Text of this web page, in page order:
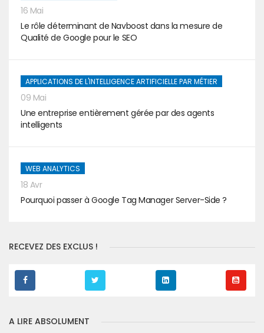
16 Mai
Le rôle déterminant de Navboost dans la mesure de
Qualité de Google pour le SEO
APPLICATIONS DE L'INTELLIGENCE ARTIFICIELLE PAR MÉTIER
09 Mai
Une entreprise entièrement gérée par des agents
intelligents
WEB ANALYTICS
18 Avr
Pourquoi passer à Google Tag Manager Server-Side ?
RECEVEZ DES EXCLUS !
A LIRE ABSOLUMENT